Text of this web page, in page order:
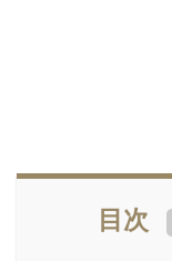
目次